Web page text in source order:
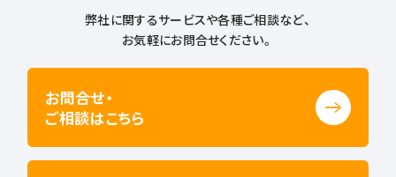
弊社に関するサービスや各種ご相談など、
お気軽にお問合せください。
お問合せ・
ご相談はこちら